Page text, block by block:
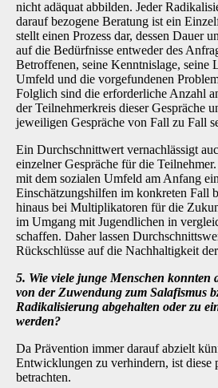
nicht adäquat abbilden. Jeder
darauf bezogene Beratung ist ein
stellt einen Prozess dar, dessen Dauer
auf die Bedürfnisse entweder des
Betroffenen, seine Kenntnislage, seine
Umfeld und die vorgefundenen
Folglich sind die erforderliche Anzahl
der Teilnehmerkreis dieser Gespräche
jeweiligen Gespräche von Fall zu Fall
Ein Durchschnittwert vernachlässigt
einzelner Gespräche für die
mit dem sozialen Umfeld am Anfang
Einschätzungshilfen im konkreten Fall
hinaus bei Multiplikatoren für die
im Umgang mit Jugendlichen in
schaffen. Daher lassen
Rückschlüsse auf die Nachhaltigkeit
5. Wie viele junge Menschen
von der Zuwendung zum Salafismus
Radikalisierung abgehalten oder zu
werden?
Da Prävention immer darauf abzielt
Entwicklungen zu verhindern, ist diese
betrachten.